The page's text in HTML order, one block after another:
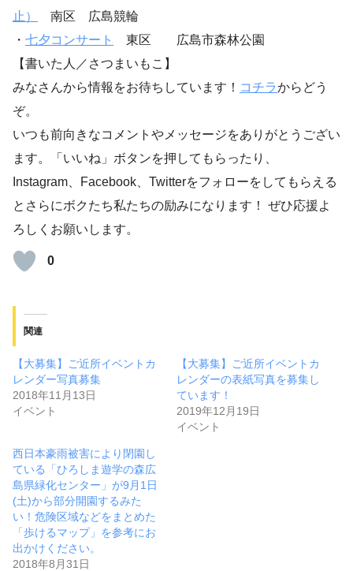
止）
南区 広島競輪
・ 七夕コンサート
東区 広島市森林公園
【書いた人／さつまいもこ】
みなさんから情報をお待ちしています！ コチラからどう
ぞ。
いつも前向きなコメントやメッセージをありがとうござい
ます。「いいね」ボタンを押してもらったり、
Instagram、Facebook、Twitterをフォローをしてもらえる
とさらにボクたち私たちの励みになります！ ぜひ応援よ
ろしくお願いします。
0
関連
【大募集】ご近所イベントカ
レンダー写真募集
2018年11月13日
イベント
【大募集】ご近所イベントカ
レンダーの表紙写真を募集し
ています！
2019年12月19日
イベント
西日本豪雨被害により閉園し
ている「ひろしま遊学の森広
島県緑化センター」が9月1日
(土)から部分開園するみた
い！危険区域などをまとめた
「歩けるマップ」を参考にお
出かけください。
2018年8月31日